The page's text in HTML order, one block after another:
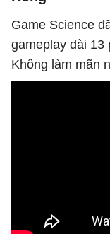
Game Science
gameplay dài 13
Không làm mãn